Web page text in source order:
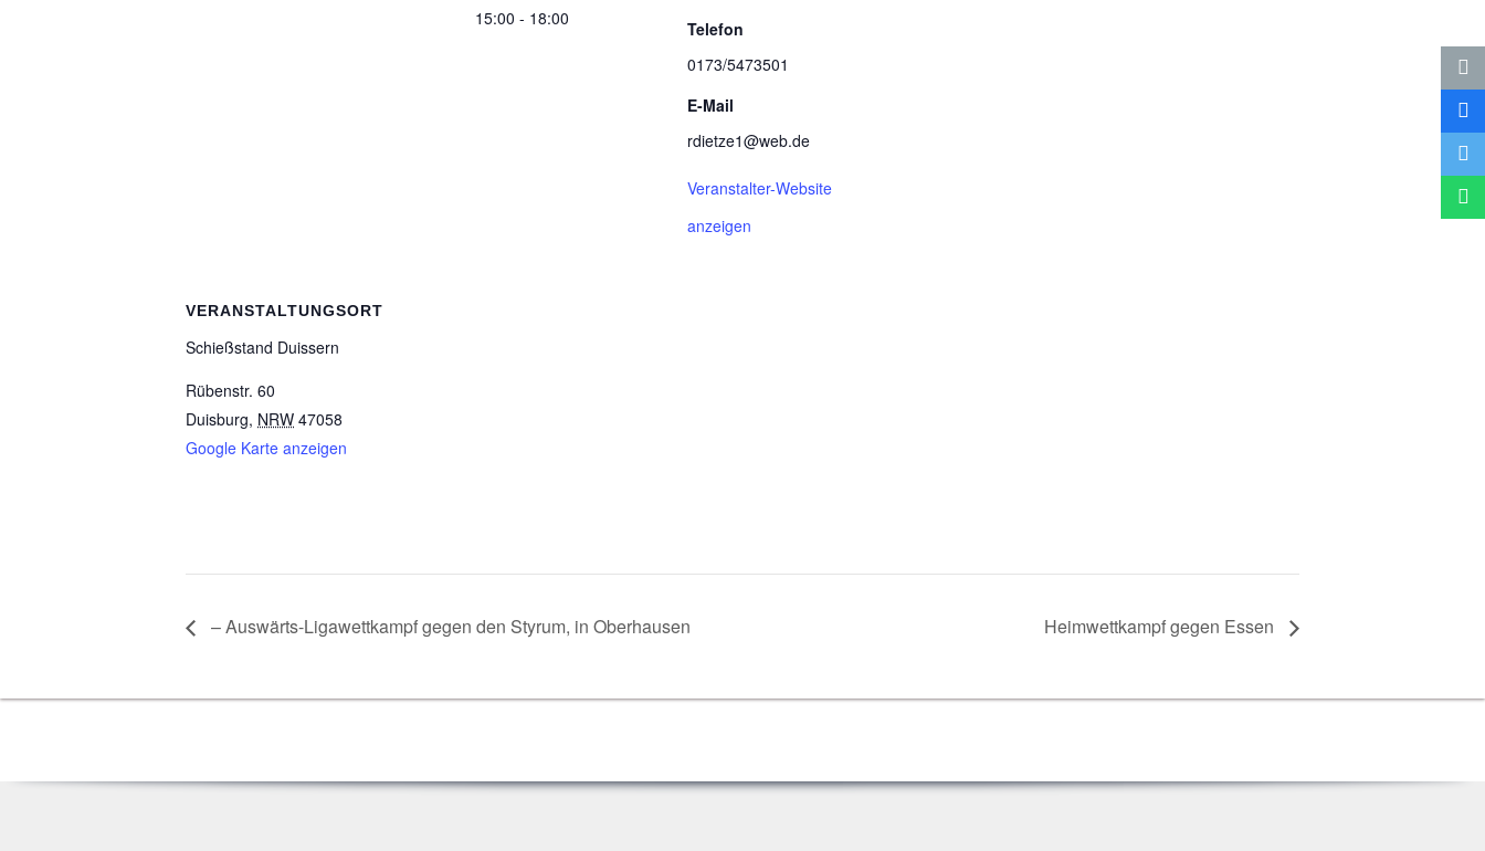
15:00 - 18:00
Telefon
0173/5473501
E-Mail
rdietze1@web.de
Veranstalter-Website
anzeigen
VERANSTALTUNGSORT
Schieß­stand Duissern
Rübenstr. 60
Duisburg, NRW 47058
Google Karte anzeigen
– Aus­wärts-Liga­wett­kampf gegen den Styrum, in Oberhausen Heim­wett­kampf gegen Essen